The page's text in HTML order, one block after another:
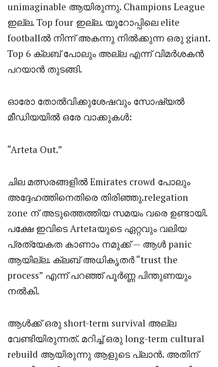
unimaginable ആയിരുന്നു. Champions League
ഇല്ല. Top four ഇല്ല. യൂറോപ്പിലെ elite
footballൽ നിന്ന് അകന്നു നിൽക്കുന്ന ഒരു giant.
Top 6 ക്ലബ് പോലും അല്ല എന്ന് വിമർശകൻ
പറയാൻ തുടങ്ങി.
ഓരോ തോൽവിക്കുശേഷവും സോഷ്യൽ
മീഡിയയിൽ ഒരേ വാക്കുകൾ:
“Arteta Out.”
ചില മത്സരങ്ങളിൽ Emirates crowd പോലും
അദ്ദേഹത്തിനെതിരെ തിരിഞ്ഞു.relegation
zone ന് അടുത്തെത്തിയ സമയം വരെ ഉണ്ടായി.
പക്ഷേ ഇവിടെ Artetaയുടെ ഏറ്റവും വലിയ
പ്രത്യേകത കാണാം നമുക്ക് — ആൾ panic
ആയില്ല. ക്ലബ് അധികൃതർ “trust the
process” എന്ന് പറഞ്ഞ് പൂർണ്ണ പിന്തുണയും
നൽകി.
ആൾക്ക് ഒരു short-term survival അല്ല
വേണ്ടിയിരുന്നത്. മറിച്ച് ഒരു long-term cultural
rebuild ആയിരുന്നു ആളുടെ പ്ലാൻ. അതിന്